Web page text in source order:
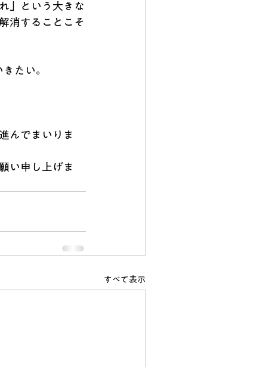
」という大きな
消することこそ
たい。
んでまいりま
い申し上げま
すべて表示